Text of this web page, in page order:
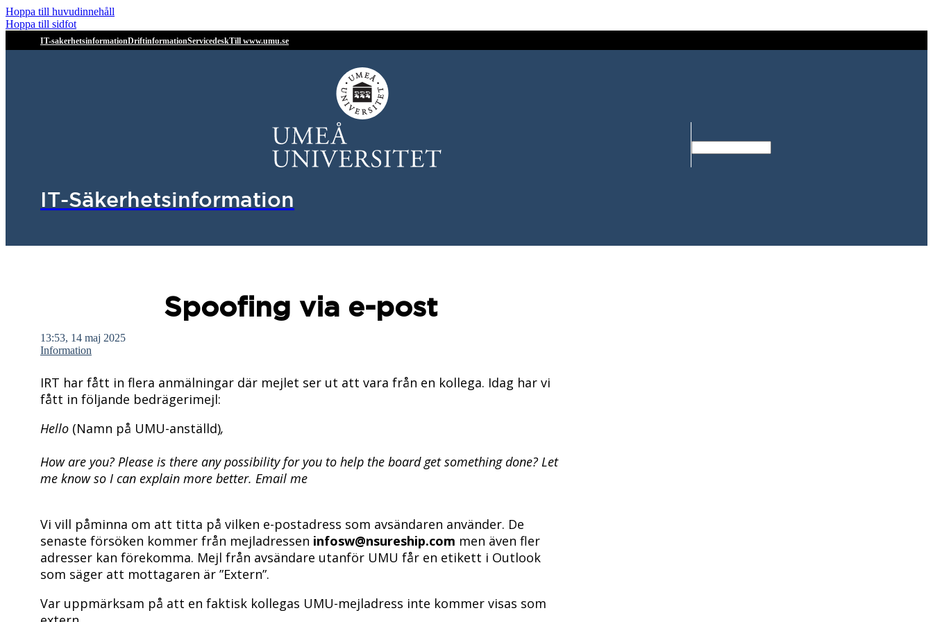
Hoppa till huvudinnehåll
Hoppa till sidfot
IT-sakerhetsinformationDriftinformationServicedeskTill www.umu.se
IT-Säkerhetsinformation
Spoofing via e-post
13:53, 14 maj 2025
Information
IRT har fått in flera anmälningar där mejlet ser ut att vara från en kollega. Idag har vi
fått in följande bedrägerimejl:
Hello (Namn på UMU-anställd),
How are you? Please is there any possibility for you to help the board get something done? Let
me know so I can explain more better. Email me
Vi vill påminna om att titta på vilken e-postadress som avsändaren använder. De
senaste försöken kommer från mejladressen infosw@nsureship.com men även fler
adresser kan förekomma. Mejl från avsändare utanför UMU får en etikett i Outlook
som säger att mottagaren är ”Extern”.
Var uppmärksam på att en faktisk kollegas UMU-mejladress inte kommer visas som